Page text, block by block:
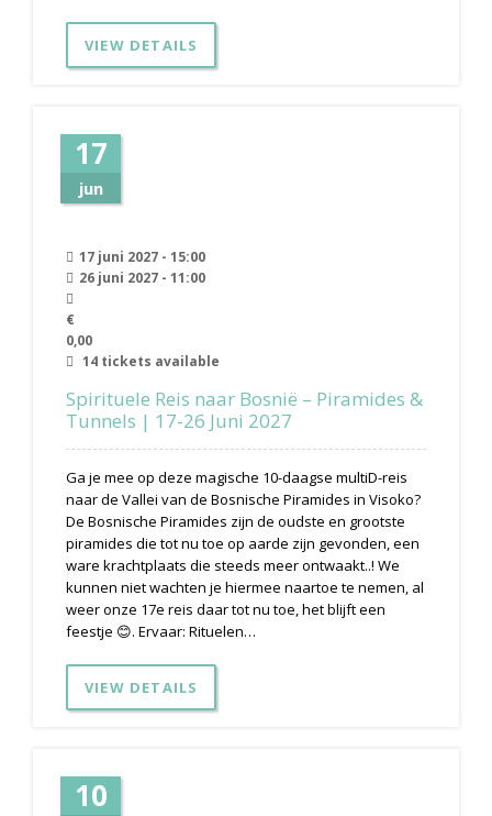
VIEW DETAILS
17
jun
17 juni 2027 - 15:00
26 juni 2027 - 11:00
€
0,00
14 tickets available
Spirituele Reis naar Bosnië – Piramides &
Tunnels | 17-26 Juni 2027
Ga je mee op deze magische 10-daagse multiD-reis
naar de Vallei van de Bosnische Piramides in Visoko?
De Bosnische Piramides zijn de oudste en grootste
piramides die tot nu toe op aarde zijn gevonden, een
ware krachtplaats die steeds meer ontwaakt..! We
kunnen niet wachten je hiermee naartoe te nemen, al
weer onze 17e reis daar tot nu toe, het blijft een
feestje 😊. Ervaar: Rituelen…
VIEW DETAILS
10